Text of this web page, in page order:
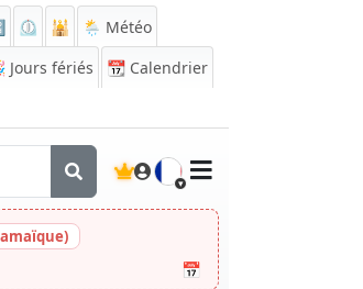
⏲️ 🕌
🌦️ Météo
Jours fériés 📆 Calendrier
🇫🇷
📅